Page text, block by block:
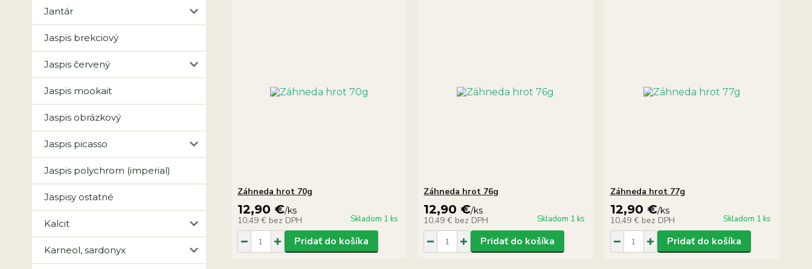
Jantár
Jaspis brekciový
Jaspis červený
Jaspis mookait
Jaspis obrázkový
Jaspis picasso
Jaspis polychrom (imperial)
Jaspisy ostatné
Kalcit
Karneol, sardonyx
Záhneda hrot 70g
12,90 €/ks
10,49 € bez DPH Skladom 1 ks
Pridať do košíka
Záhneda hrot 76g
12,90 €/ks
10,49 € bez DPH Skladom 1 ks
Pridať do košíka
Záhneda hrot 77g
12,90 €/ks
10,49 € bez DPH Skladom 1 ks
Pridať do košíka